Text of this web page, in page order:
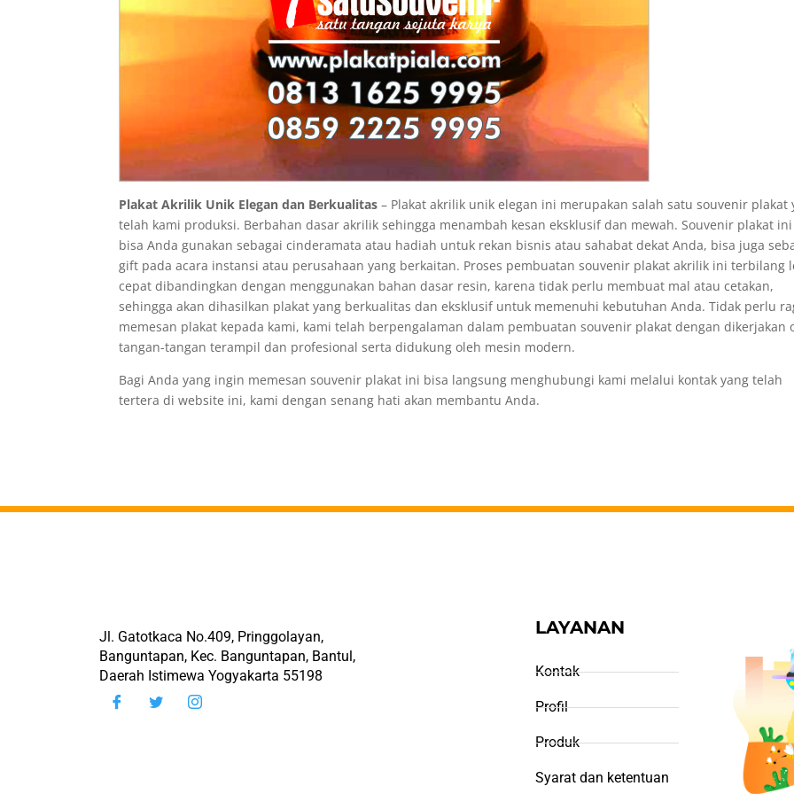
Plakat Akrilik Unik Elegan dan Berkualitas – Plakat akrilik unik elegan ini merupakan salah satu souvenir plakat
telah kami produksi. Berbahan dasar akrilik sehingga menambah kesan eksklusif dan mewah. Souvenir plakat ini
bisa Anda gunakan sebagai cinderamata atau hadiah untuk rekan bisnis atau sahabat dekat Anda, bisa juga
gift pada acara instansi atau perusahaan yang berkaitan. Proses pembuatan souvenir plakat akrilik ini terbilang
cepat dibandingkan dengan menggunakan bahan dasar resin, karena tidak perlu membuat mal atau cetakan,
sehingga akan dihasilkan plakat yang berkualitas dan eksklusif untuk memenuhi kebutuhan Anda. Tidak perlu
memesan plakat kepada kami, kami telah berpengalaman dalam pembuatan souvenir plakat dengan dikerjakan
tangan-tangan terampil dan profesional serta didukung oleh mesin modern.
Bagi Anda yang ingin memesan souvenir plakat ini bisa langsung menghubungi kami melalui kontak yang telah
tertera di website ini, kami dengan senang hati akan membantu Anda.
Jl. Gatotkaca No.409, Pringgolayan,
Banguntapan, Kec. Banguntapan, Bantul,
Daerah Istimewa Yogyakarta 55198
LAYANAN
Kontak
Profil
Produk
Syarat dan ketentuan